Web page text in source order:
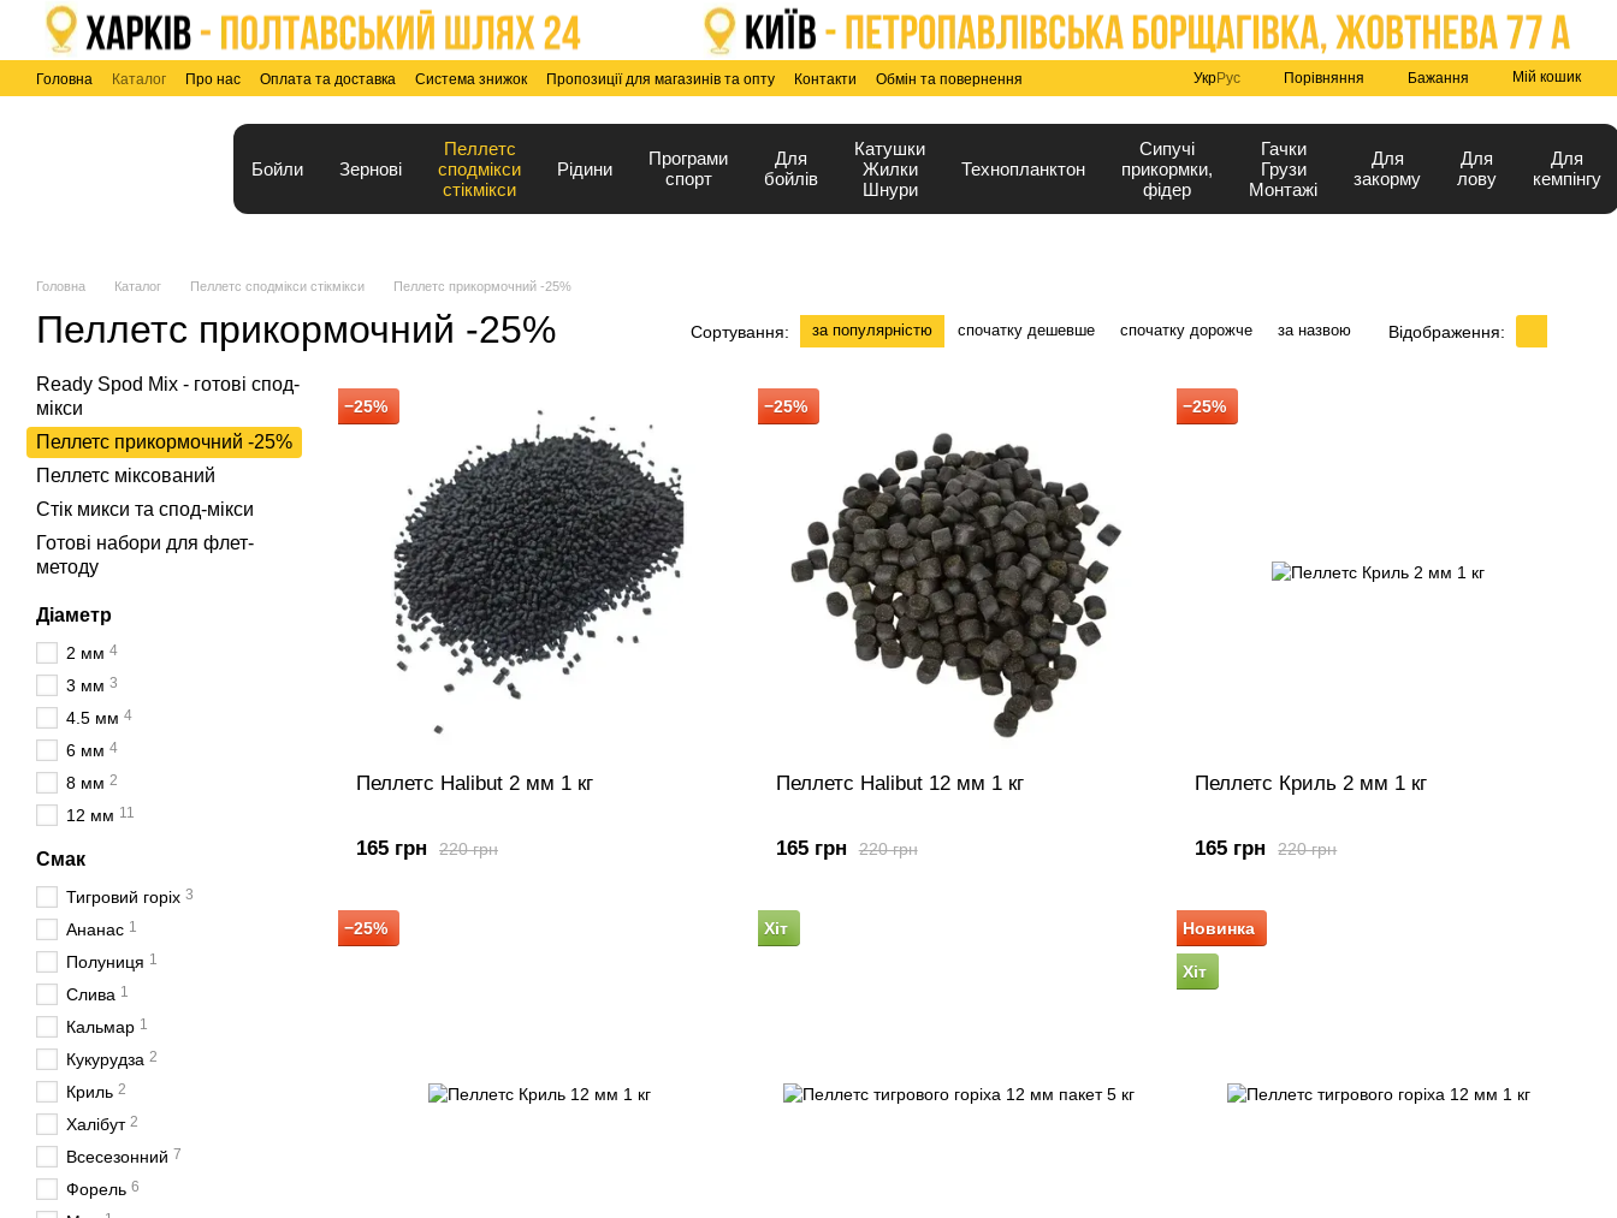
Перейти до основного контенту
Головна Каталог Про нас Оплата та доставка Система знижок Пропозиції для магазинів та опту Контакти
Обмін та повернення
УкрРус Порівняння Бажання Мій кошик
Бойли Зернові
Пеллетс
сподмікси
стікмікси
Рідини
Програми
спорт
Для
бойлів
Катушки
Жилки
Шнури
Технопланктон
Сипучі
прикормки,
фідер
Гачки
Грузи
Монтажі
Для
закорму
Для
лову
Для
кемпінгу
Головна Каталог Пеллетс сподмікси стікмікси Пеллетс прикормочний -25%
Пеллетс прикормочний -25% Сортування: за популярністю спочатку дешевше спочатку дорожче за назвою Відображення:
−25%
Пеллетс Halibut 2 мм 1 кг
220 грн
165 грн
−25%
Пеллетс Halibut 12 мм 1 кг
220 грн
165 грн
−25%
Пеллетс Криль 2 мм 1 кг
220 грн
165 грн
−25% Хіт Новинка
Хіт
Ready Spod Mix - готові спод-
мікси
Пеллетс прикормочний -25%
Пеллетс міксований
Стік микси та спод-мікси
Готові набори для флет-
методу
Діаметр
2 мм 4
3 мм 3
4.5 мм 4
6 мм 4
8 мм 2
12 мм 11
Смак
Тигровий горіх 3
Ананас 1
Полуниця 1
Слива 1
Кальмар 1
Кукурудза 2
Криль 2
Халібут 2
Всесезонний 7
Форель 6